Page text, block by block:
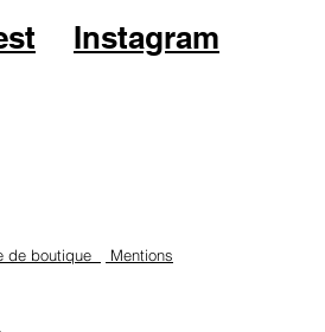
Instagram
de boutique Mentions